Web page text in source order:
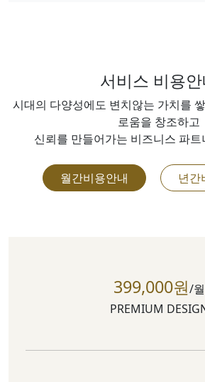
서비스 비용안
시대의 다양성에도 변치않는 가치를
로움을 창조하고
신뢰를 만들어가는 비즈니스 파
월간비용안내 년간
399,000원/월
PREMIUM